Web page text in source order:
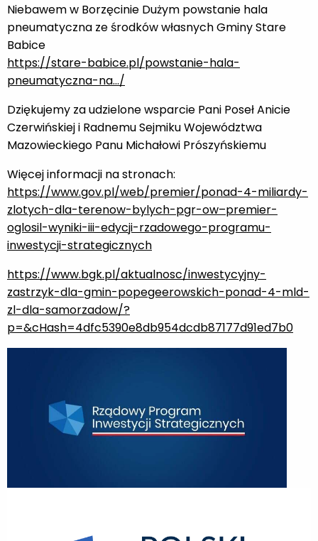
Niebawem w Borzęcinie Dużym powstanie hala
pneumatyczna ze środków własnych Gminy Stare
Babice
https://stare-babice.pl/powstanie-hala-
pneumatyczna-na…/
Dziękujemy za udzielone wsparcie Pani Poseł Anicie
Czerwińskiej i Radnemu Sejmiku Województwa
Mazowieckiego Panu Michałowi Prószyńskiemu
Więcej informacji na stronach:
https://www.gov.pl/web/premier/ponad-4-miliardy-
zlotych-dla-terenow-bylych-pgr-ow–premier-
oglosil-wyniki-iii-edycji-rzadowego-programu-
inwestycji-strategicznych
https://www.bgk.pl/aktualnosc/inwestycyjny-
zastrzyk-dla-gmin-popegeerowskich-ponad-4-mld-
zl-dla-samorzadow/?
p=&cHash=4dfc5390e8db954dcdb87177d91ed7b0